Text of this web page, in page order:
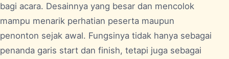
bagi acara. Desainnya yang besar dan mencolok
mampu menarik perhatian peserta maupun
penonton sejak awal. Fungsinya tidak hanya sebagai
penanda garis start dan finish, tetapi juga sebagai